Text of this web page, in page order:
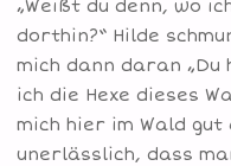
„Weißt du denn, wo
dorthin?“ Hilde
mich dann daran
ich die Hexe dieses
mich hier im Wald gut
unerlässlich, dass